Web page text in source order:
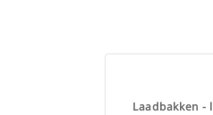
Laadbakken -